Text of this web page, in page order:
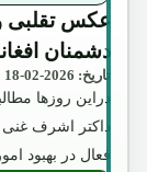
عکس تقلبی و
دشمنان
تاریخ: 2026-02-18
دراین روزها
داکتر اشرف
فعال در بهبود